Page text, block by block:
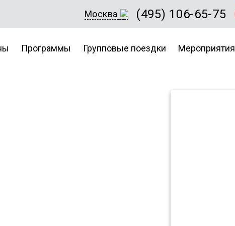
Москва (495) 106-65-75
Программы Групповые поездки Мероприятия